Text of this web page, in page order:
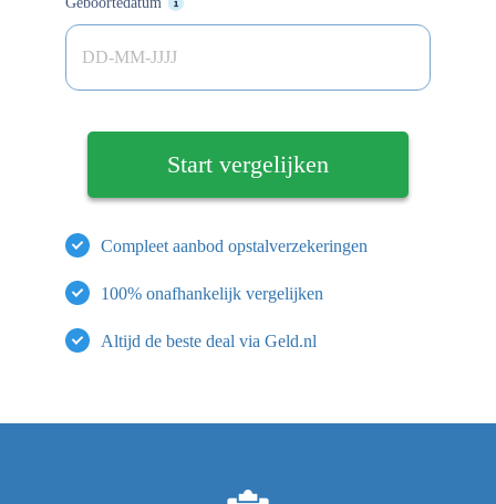
DD-MM-JJJJ
Compleet aanbod opstalverzekeringen
100% onafhankelijk vergelijken
Altijd de beste deal via Geld.nl